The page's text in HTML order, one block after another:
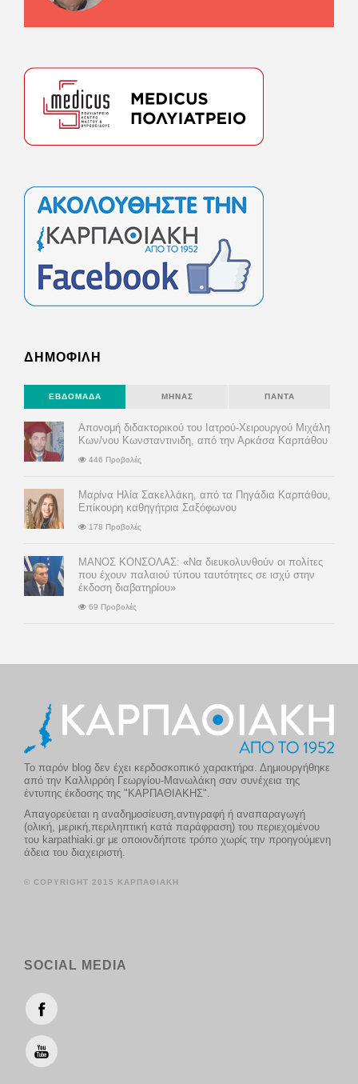
ΔΗΜΟΦΙΛΗ
ΕΒΔΟΜΆΔΑ ΜΉΝΑΣ ΠΆΝΤΑ
Απονομή διδακτορικού του Ιατρού-Χειρουργού Μιχάλη
Κων/νου Κωνσταντινιδη, από την Αρκάσα Καρπάθου
446 Προβολές
Μαρίνα Ηλία Σακελλάκη, από τα Πηγάδια Καρπάθου,
Επίκουρη καθηγήτρια Σαξόφωνου
178 Προβολές
ΜΑΝΟΣ ΚΟΝΣΟΛΑΣ: «Να διευκολυνθούν οι πολίτες
που έχουν παλαιού τύπου ταυτότητες σε ισχύ στην
έκδοση διαβατηρίου»
69 Προβολές
Το παρόν blog δεν έχει κερδοσκοπικό χαρακτήρα. Δημιουργήθηκε
από την Καλλιρρόη Γεωργίου-Μανωλάκη σαν συνέχεια της
έντυπης έκδοσης της "ΚΑΡΠΑΘΙΑΚΗΣ".
Απαγορεύεται η αναδημοσίευση,αντιγραφή ή αναπαραγωγή
(ολική, μερική,περιληπτική κατά παράφραση) του περιεχομένου
του karpathiaki.gr με οποιονδήποτε τρόπο χωρίς την προηγούμενη
άδεια του διαχειριστή.
© COPYRIGHT 2015 ΚΑΡΠΑΘΙΑΚΗ
SOCIAL MEDIA